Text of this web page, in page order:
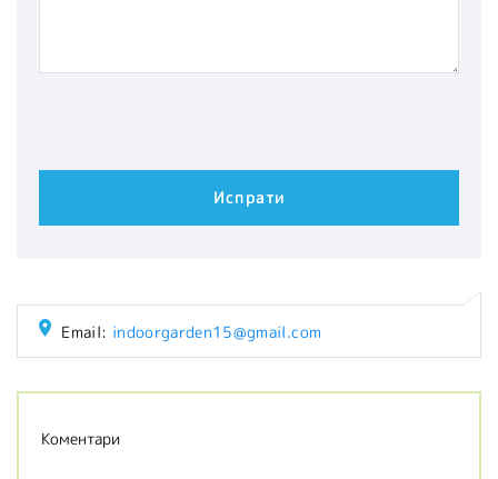
Email: indoorgarden15@gmail.com
Коментари